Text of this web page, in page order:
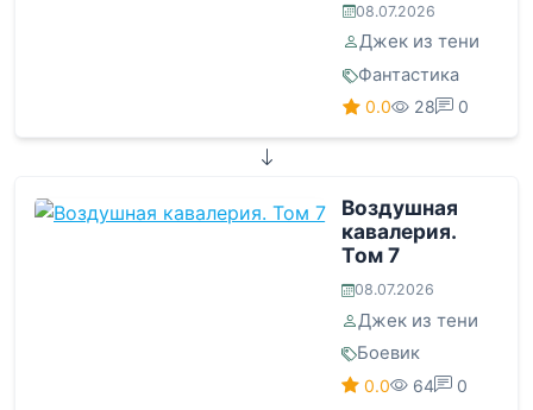
08.07.2026
Джек из тени
Фантастика
0.0 28 0
Воздушная
кавалерия.
Том 7
08.07.2026
Джек из тени
Боевик
0.0 64 0